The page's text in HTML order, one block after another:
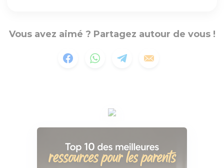
Vous avez aimé ? Partagez autour de vous !